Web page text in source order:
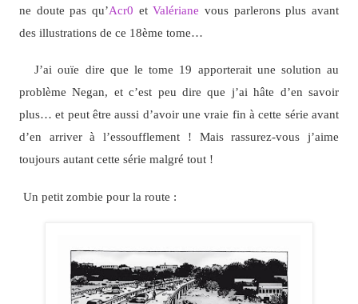
ne doute pas qu’Acr0 etValériane vous parlerons plus avant
des illustrations de ce 18ème tome…
J’ai ouïe dire que le tome 19 apporterait une solution au
problème Negan, et c’est peu dire que j’ai hâte d’en savoir
plus… et peut être aussi d’avoir une vraie fin à cette série avant
d’en arriver à l’essoufflement ! Mais rassurez-vous j’aime
toujours autant cette série malgré tout !
Un petit zombie pour la route :